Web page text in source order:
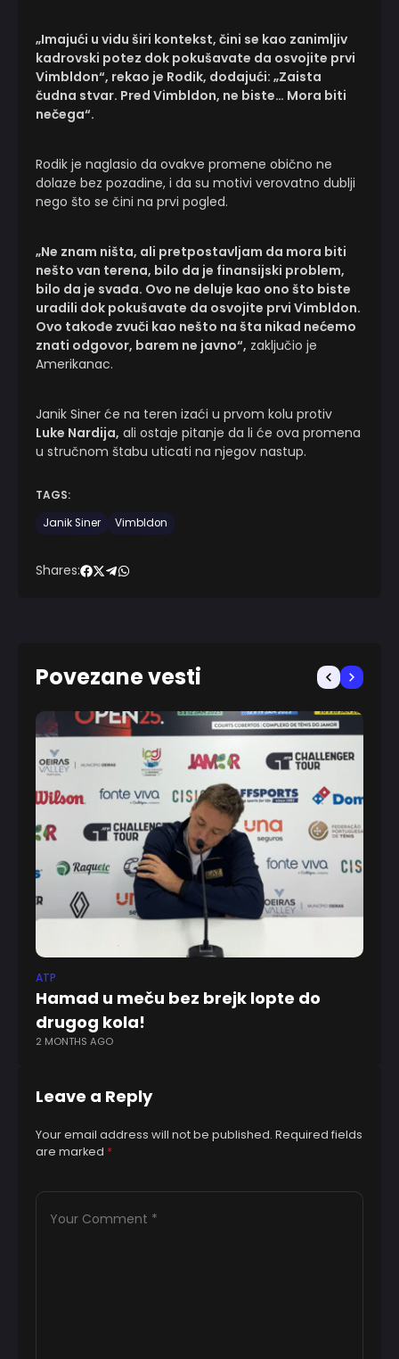
„Imajući u vidu širi kontekst, čini se kao zanimljiv
kadrovski potez dok pokušavate da osvojite prvi
Vimbldon“, rekao je Rodik, dodajući: „Zaista
čudna stvar. Pred Vimbldon, ne biste… Mora biti
nečega“.
Rodik je naglasio da ovakve promene obično ne
dolaze bez pozadine, i da su motivi verovatno dublji
nego što se čini na prvi pogled.
„Ne znam ništa, ali pretpostavljam da mora biti
nešto van terena, bilo da je finansijski problem,
bilo da je svađa. Ovo ne deluje kao ono što biste
uradili dok pokušavate da osvojite prvi Vimbldon.
Ovo takođe zvuči kao nešto na šta nikad nećemo
znati odgovor, barem ne javno“, zaključio je
Amerikanac.
Janik Siner će na teren izaći u prvom kolu protiv
Luke Nardija, ali ostaje pitanje da li će ova promena
u stručnom štabu uticati na njegov nastup.
TAGS:
Janik Siner
Vimbldon
Shares:
Povezane vesti
ATP
Hamad u meču bez brejk lopte do
drugog kola!
2 MONTHS AGO
Leave a Reply
Your email address will not be published. Required fields
are marked *